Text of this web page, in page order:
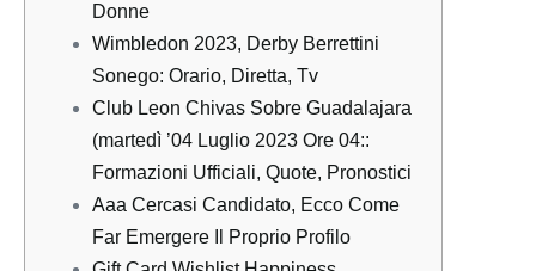
Donne
Wimbledon 2023, Derby Berrettini
Sonego: Orario, Diretta, Tv
Club Leon Chivas Sobre Guadalajara
(martedì ’04 Luglio 2023 Ore 04::
Formazioni Ufficiali, Quote, Pronostici
Aaa Cercasi Candidato, Ecco Come
Far Emergere Il Proprio Profilo